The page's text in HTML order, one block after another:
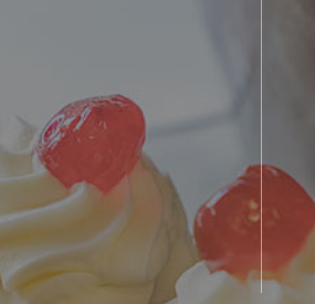
Soufle de merengue